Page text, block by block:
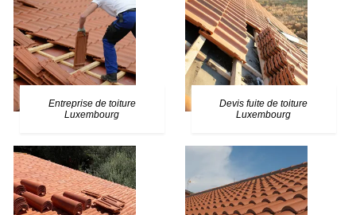
Entreprise de toiture
Luxembourg
Devis fuite de toiture
Luxembourg